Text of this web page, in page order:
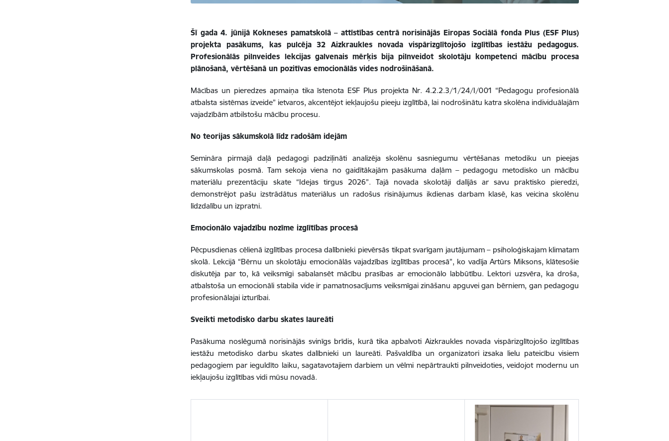
Šī gada 4. jūnijā Kokneses pamatskolā – attīstības centrā norisinājās Eiropas Sociālā fonda Plus (ESF Plus)
projekta pasākums, kas pulcēja 32 Aizkraukles novada vispārizglītojošo izglītības iestāžu pedagogus.
Profesionālās pilnveides lekcijas galvenais mērķis bija pilnveidot skolotāju kompetenci mācību procesa
plānošanā, vērtēšanā un pozitīvas emocionālās vides nodrošināšanā.
Mācības un pieredzes apmaiņa tika īstenota ESF Plus projekta Nr. 4.2.2.3/1/24/I/001 “Pedagogu profesionālā
atbalsta sistēmas izveide” ietvaros, akcentējot iekļaujošu pieeju izglītībā, lai nodrošinātu katra skolēna individuālajām
vajadzībām atbilstošu mācību procesu.
No teorijas sākumskolā līdz radošām idejām
Semināra pirmajā daļā pedagogi padziļināti analizēja skolēnu sasniegumu vērtēšanas metodiku un pieejas
sākumskolas posmā. Tam sekoja viena no gaidītākajām pasākuma daļām – pedagogu metodisko un mācību
materiālu prezentāciju skate “Idejas tirgus 2026”. Tajā novada skolotāji dalījās ar savu praktisko pieredzi,
demonstrējot pašu izstrādātus materiālus un radošus risinājumus ikdienas darbam klasē, kas veicina skolēnu
līdzdalību un izpratni.
Emocionālo vajadzību nozīme izglītības procesā
Pēcpusdienas cēlienā izglītības procesa dalībnieki pievērsās tikpat svarīgam jautājumam – psiholoģiskajam klimatam
skolā. Lekcijā “Bērnu un skolotāju emocionālās vajadzības izglītības procesā”, ko vadīja Artūrs Miksons, klātesošie
diskutēja par to, kā veiksmīgi sabalansēt mācību prasības ar emocionālo labbūtību. Lektori uzsvēra, ka droša,
atbalstoša un emocionāli stabila vide ir pamatnosacījums veiksmīgai zināšanu apguvei gan bērniem, gan pedagogu
profesionālajai izturībai.
Sveikti metodisko darbu skates laureāti
Pasākuma noslēgumā norisinājās svinīgs brīdis, kurā tika apbalvoti Aizkraukles novada vispārizglītojošo izglītības
iestāžu metodisko darbu skates dalībnieki un laureāti. Pašvaldība un organizatori izsaka lielu pateicību visiem
pedagogiem par ieguldīto laiku, sagatavotajiem darbiem un vēlmi nepārtraukti pilnveidoties, veidojot modernu un
iekļaujošu izglītības vidi mūsu novadā.